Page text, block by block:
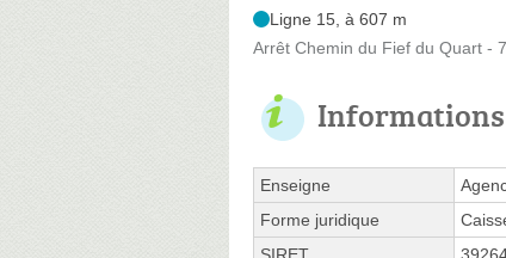
Ligne 15, à 607 m
Arrêt Chemin du Fief du Quart -
Informations
Enseigne
Forme juridique